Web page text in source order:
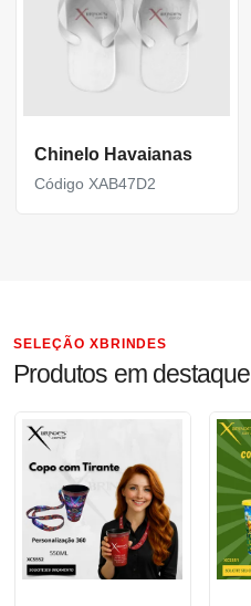
Chinelo Havaianas
Código XAB47D2
SELEÇÃO XBRINDES
Produtos em destaque